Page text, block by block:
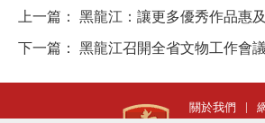
上一篇： 黑龍江：讓更多優秀作品惠
下一篇： 黑龍江召開全省文物工作會議